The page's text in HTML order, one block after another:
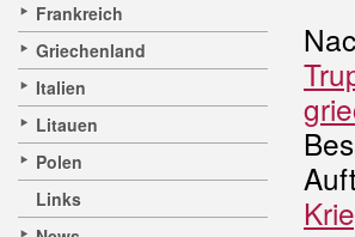
Frankreich
Griechenland
Italien
Litauen
Polen
Links